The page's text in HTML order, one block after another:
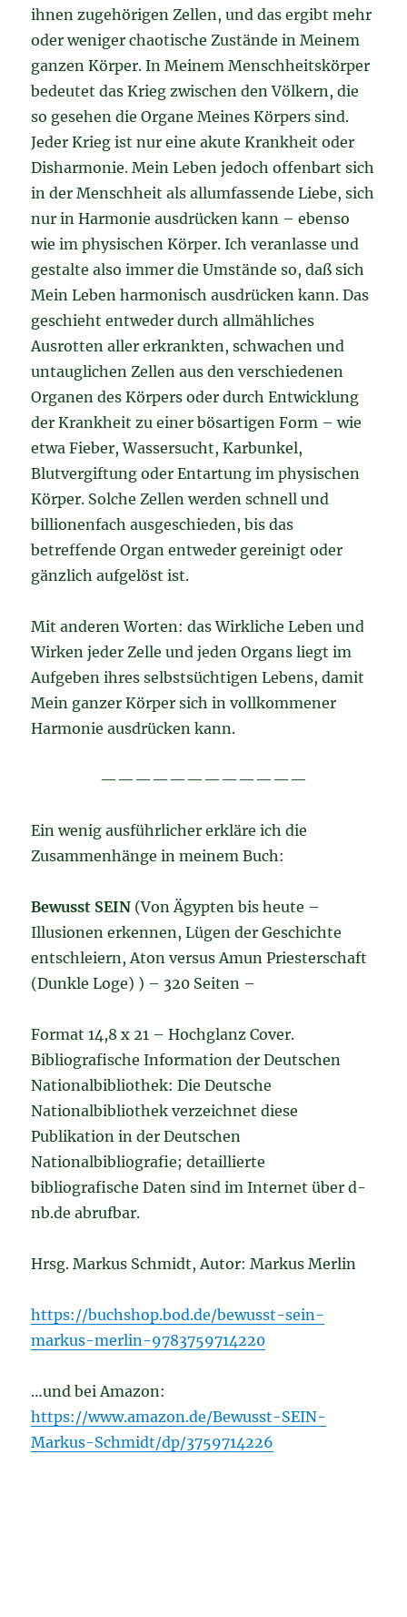
ihnen zugehörigen Zellen, und das ergibt mehr
oder weniger chaotische Zustände in Meinem
ganzen Körper. In Meinem Menschheitskörper
bedeutet das Krieg zwischen den Völkern, die
so gesehen die Organe Meines Körpers sind.
Jeder Krieg ist nur eine akute Krankheit oder
Disharmonie. Mein Leben jedoch offenbart sich
in der Menschheit als allumfassende Liebe, sich
nur in Harmonie ausdrücken kann – ebenso
wie im physischen Körper. Ich veranlasse und
gestalte also immer die Umstände so, daß sich
Mein Leben harmonisch ausdrücken kann. Das
geschieht entweder durch allmähliches
Ausrotten aller erkrankten, schwachen und
untauglichen Zellen aus den verschiedenen
Organen des Körpers oder durch Entwicklung
der Krankheit zu einer bösartigen Form – wie
etwa Fieber, Wassersucht, Karbunkel,
Blutvergiftung oder Entartung im physischen
Körper. Solche Zellen werden schnell und
billionenfach ausgeschieden, bis das
betreffende Organ entweder gereinigt oder
gänzlich aufgelöst ist.
Mit anderen Worten: das Wirkliche Leben und
Wirken jeder Zelle und jeden Organs liegt im
Aufgeben ihres selbstsüchtigen Lebens, damit
Mein ganzer Körper sich in vollkommener
Harmonie ausdrücken kann.
————————————
Ein wenig ausführlicher erkläre ich die
Zusammenhänge in meinem Buch:
Bewusst SEIN (Von Ägypten bis heute –
Illusionen erkennen, Lügen der Geschichte
entschleiern, Aton versus Amun Priesterschaft
(Dunkle Loge) ) – 320 Seiten –
Format 14,8 x 21 – Hochglanz Cover.
Bibliografische Information der Deutschen
Nationalbibliothek: Die Deutsche
Nationalbibliothek verzeichnet diese
Publikation in der Deutschen
Nationalbibliografie; detaillierte
bibliografische Daten sind im Internet über d-
nb.de abrufbar.
Hrsg. Markus Schmidt, Autor: Markus Merlin
https://buchshop.bod.de/bewusst-sein-
markus-merlin-9783759714220
…und bei Amazon:
https://www.amazon.de/Bewusst-SEIN-
Markus-Schmidt/dp/3759714226